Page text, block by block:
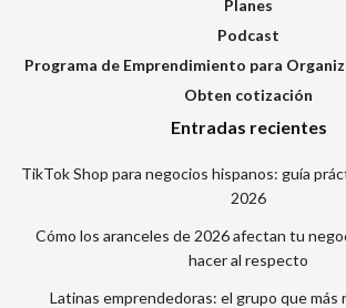
Planes
Podcast
Programa de Emprendimiento para
Obten cotización
Entradas recientes
TikTok Shop para negocios hispanos: guía
2026
Cómo los aranceles de 2026 afectan tu
hacer al respecto
Latinas emprendedoras: el grupo que más